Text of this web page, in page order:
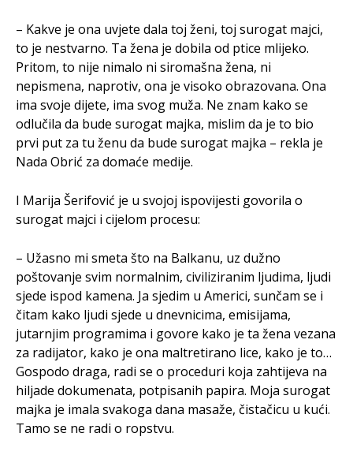
– Kakve je ona uvjete dala toj ženi, toj surogat majci,
to je nestvarno. Ta žena je dobila od ptice mlijeko.
Pritom, to nije nimalo ni siromašna žena, ni
nepismena, naprotiv, ona je visoko obrazovana. Ona
ima svoje dijete, ima svog muža. Ne znam kako se
odlučila da bude surogat majka, mislim da je to bio
prvi put za tu ženu da bude surogat majka – rekla je
Nada Obrić za domaće medije.
I Marija Šerifović je u svojoj ispovijesti govorila o
surogat majci i cijelom procesu:
– Užasno mi smeta što na Balkanu, uz dužno
poštovanje svim normalnim, civiliziranim ljudima, ljudi
sjede ispod kamena. Ja sjedim u Americi, sunčam se i
čitam kako ljudi sjede u dnevnicima, emisijama,
jutarnjim programima i govore kako je ta žena vezana
za radijator, kako je ona maltretirano lice, kako je to…
Gospodo draga, radi se o proceduri koja zahtijeva na
hiljade dokumenata, potpisanih papira. Moja surogat
majka je imala svakoga dana masaže, čistačicu u kući.
Tamo se ne radi o ropstvu.